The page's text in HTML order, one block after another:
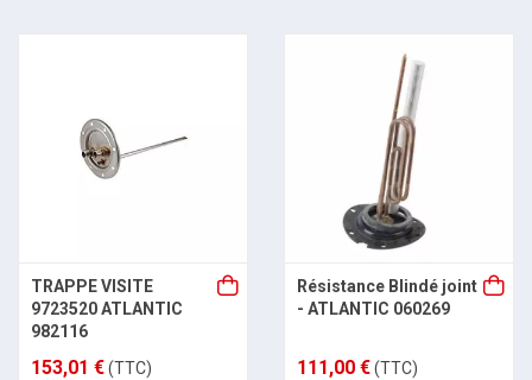
TRAPPE VISITE
9723520 ATLANTIC
982116
153,01 €(TTC)
Résistance Blindé joint
- ATLANTIC 060269
111,00 €(TTC)